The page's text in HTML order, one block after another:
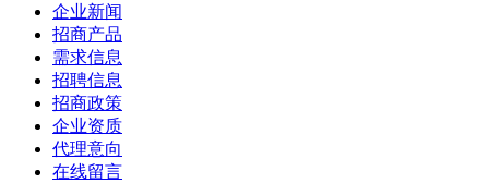
企业新闻
招商产品
需求信息
招聘信息
招商政策
企业资质
代理意向
在线留言